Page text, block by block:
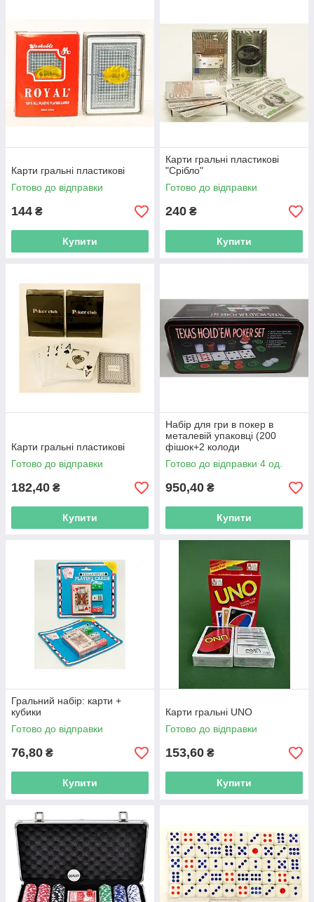
Карти гральні пластикові
Готово до відправки
144 ₴
Купити
Карти гральні пластикові
"Срібло"
Готово до відправки
240 ₴
Купити
Карти гральні пластикові
Готово до відправки
182,40 ₴
Купити
Набір для гри в покер в
металевій упаковці (200
фішок+2 колоди
карт+полотно)
Готово до відправки 4 од.
950,40 ₴
Купити
Гральний набір: карти +
кубики
Готово до відправки
76,80 ₴
Купити
Карти гральні UNO
Готово до відправки
153,60 ₴
Купити